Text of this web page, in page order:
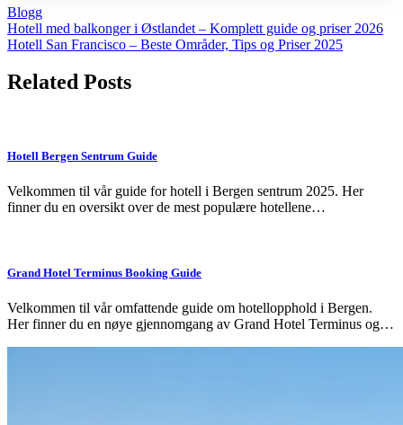
Blogg
Post
navigation
Hotell med balkonger i Østlandet – Komplett guide og priser 2026
Hotell San Francisco – Beste Områder, Tips og Priser 2025
Related Posts
Hotell Bergen Sentrum Guide
Velkommen til vår guide for hotell i Bergen sentrum 2025. Her
finner du en oversikt over de mest populære hotellene…
Grand Hotel Terminus Booking Guide
Velkommen til vår omfattende guide om hotellopphold i Bergen.
Her finner du en nøye gjennomgang av Grand Hotel Terminus og…